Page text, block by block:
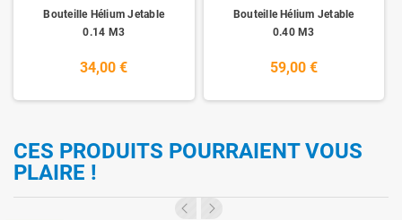
Bouteille Hélium Jetable
0.14 M3
34,00 €
Bouteille Hélium Jetable
0.40 M3
59,00 €
CES PRODUITS POURRAIENT VOUS
PLAIRE !